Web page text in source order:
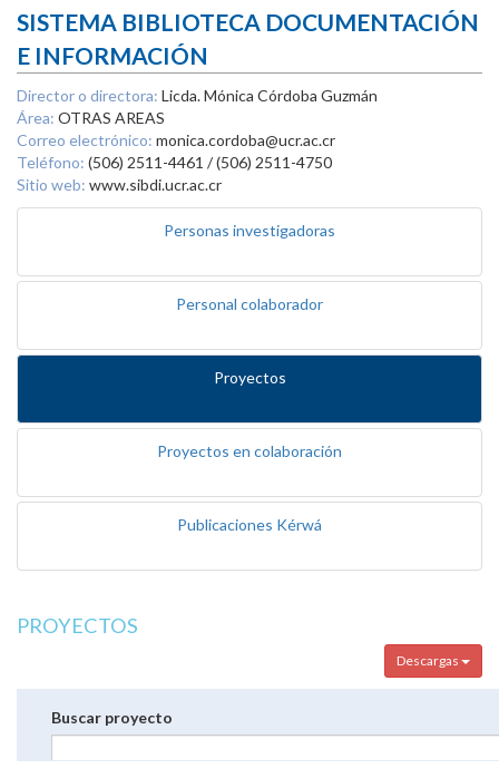
SISTEMA BIBLIOTECA DOCUMENTACIÓN
E INFORMACIÓN
Director o directora: Licda. Mónica Córdoba Guzmán
Área: OTRAS AREAS
Correo electrónico: monica.cordoba@ucr.ac.cr
Teléfono: (506) 2511-4461 / (506) 2511-4750
Sitio web: www.sibdi.ucr.ac.cr
Personas investigadoras
Personal colaborador
Proyectos
Proyectos en colaboración
Publicaciones Kérwá
PROYECTOS
Descargas
Buscar proyecto